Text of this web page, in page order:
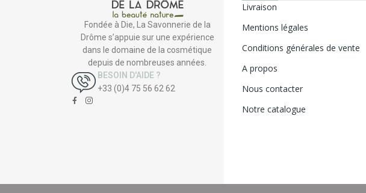
Fondée à Die, La Savonnerie de la
Drôme s’appuie sur une expérience
dans le domaine de la cosmétique
depuis de nombreuses années.
BESOIN D'AIDE ?
+33 (0)4 75 56 62 62
Livraison
Mentions légales
Conditions générales de vente
A propos
Nous contacter
Notre catalogue